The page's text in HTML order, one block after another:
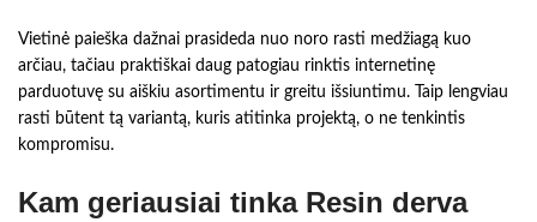
Vietinė paieška dažnai prasideda nuo noro rasti medžiagą kuo
arčiau, tačiau praktiškai daug patogiau rinktis internetinę
parduotuvę su aiškiu asortimentu ir greitu išsiuntimu. Taip lengviau
rasti būtent tą variantą, kuris atitinka projektą, o ne tenkintis
kompromisu.
Kam geriausiai tinka Resin derva